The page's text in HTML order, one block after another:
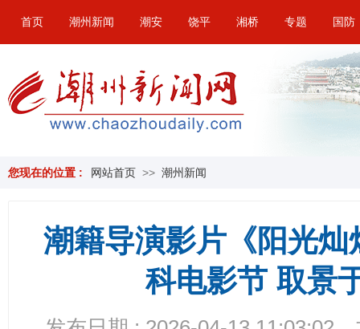
首页 潮州新闻 潮安 饶平 湘桥 专题 国防
您现在的位置 : 网站首页 >> 潮州新闻
潮籍导演影片《阳光
科电影节 取景